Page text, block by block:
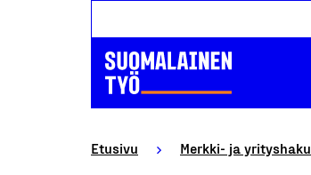
Etusivu Merkki- ja yrityshaku